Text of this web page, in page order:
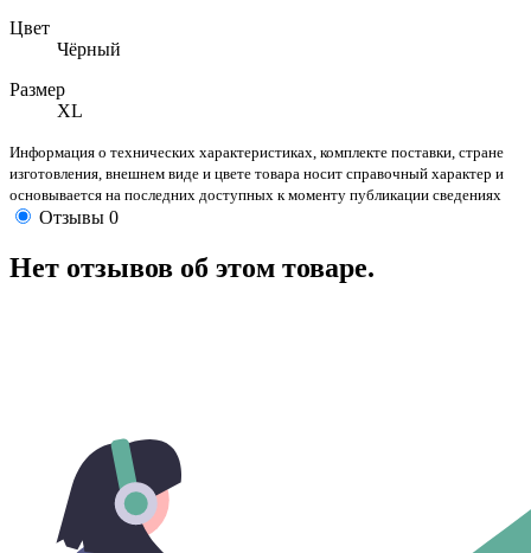
Цвет
Чёрный
Размер
XL
Информация о технических характеристиках, комплекте поставки, стране
изготовления, внешнем виде и цвете товара носит справочный характер и
основывается на последних доступных к моменту публикации сведениях
Отзывы 0
Нет отзывов об этом товаре.